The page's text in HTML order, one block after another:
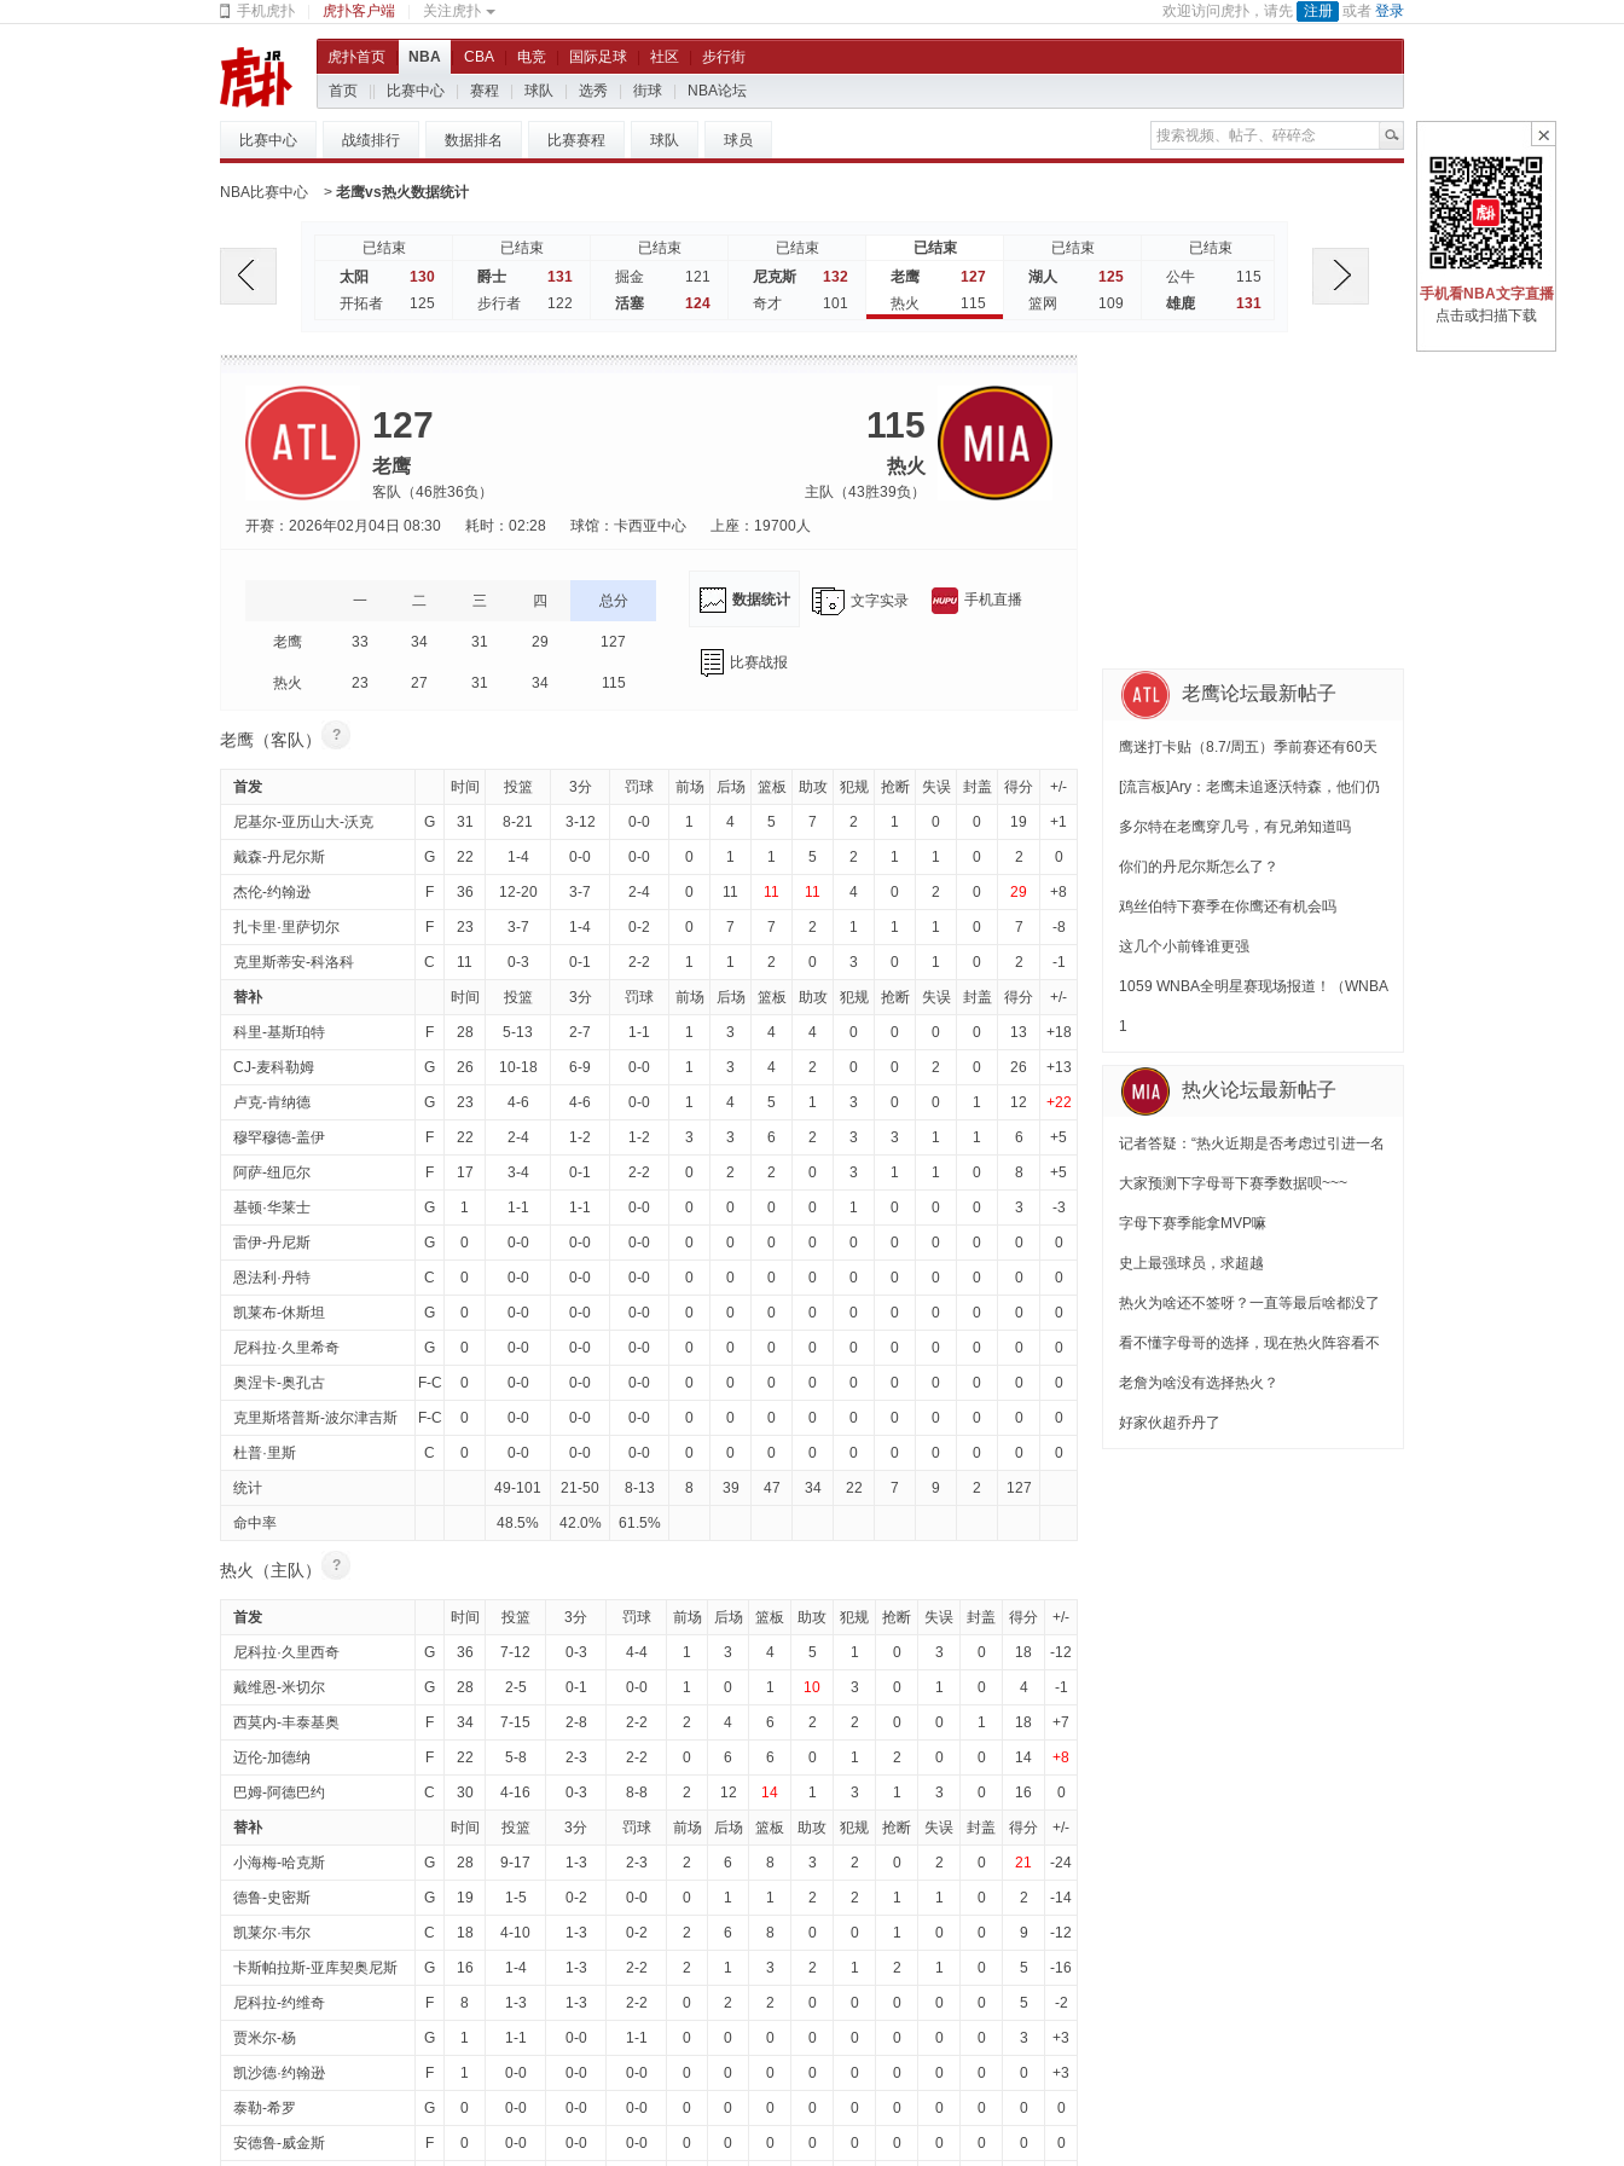
手机虎扑 虎扑客户端 关注虎扑 欢迎访问虎扑，请先 注册 或者 登录
虎扑首页 NBA CBA 电竞 国际足球 社区
步行街
首页
比赛中心 赛程 球队 选秀 街球 NBA论坛
比赛中心 战绩排行 数据排名 比赛赛程 球队 球员
NBA比赛中心 > 老鹰vs热火数据统计
已结束
太阳
130
开拓者
125
已结束
爵士
131
步行者
122
已结束
掘金
121
活塞
124
已结束
尼克斯
132
奇才
101
已结束
老鹰
127
热火
115
已结束
湖人
125
篮网
109
已结束
公牛
115
雄鹿
131
已结束
雷霆
已结束
独行侠
100
127
老鹰
客队（46胜36负）
115
热火
主队（43胜39负）
开赛：2026年02月04日 08:30
耗时：02:28 球馆：卡西亚中心 上座：19700人
一 二 三 四 总分
老鹰 33 34 31 29 127
热火 23 27 31 34 115
数据统计 文字实录 手机直播
比赛战报
老鹰（客队） ?
首发 时间 投篮 3分 罚球 前场 后场 篮板 助攻 犯规 抢断 失误 封盖 得分 +/-
尼基尔-亚历山大-沃克 G 31 8-21 3-12 0-0 1 4 5 7 2 1 0 0 19 +1
戴森-丹尼尔斯 G 22 1-4 0-0 0-0 0 1 1 5 2 1 1 0 2 0
杰伦-约翰逊 F 36 12-20 3-7 2-4 0 11 11 11 4 0 2 0 29 +8
扎卡里·里萨切尔 F 23 3-7 1-4 0-2 0 7 7 2 1 1 1 0 7 -8
克里斯蒂安-科洛科 C 11 0-3 0-1 2-2 1 1 2 0 3 0 1 0 2 -1
替补 时间 投篮 3分 罚球 前场 后场 篮板 助攻 犯规 抢断 失误 封盖 得分 +/-
科里-基斯珀特 F 28 5-13 2-7 1-1 1 3 4 4 0 0 0 0 13 +18
CJ-麦科勒姆 G 26 10-18 6-9 0-0 1 3 4 2 0 0 2 0 26 +13
卢克-肯纳德 G 23 4-6 4-6 0-0 1 4 5 1 3 0 0 1 12 +22
穆罕穆德-盖伊 F 22 2-4 1-2 1-2 3 3 6 2 3 3 1 1 6 +5
阿萨-纽厄尔 F 17 3-4 0-1 2-2 0 2 2 0 3 1 1 0 8 +5
基顿·华莱士 G 1 1-1 1-1 0-0 0 0 0 0 1 0 0 0 3 -3
雷伊-丹尼斯 G 0 0-0 0-0 0-0 0 0 0 0 0 0 0 0 0 0
恩法利·丹特 C 0 0-0 0-0 0-0 0 0 0 0 0 0 0 0 0 0
凯莱布-休斯坦 G 0 0-0 0-0 0-0 0 0 0 0 0 0 0 0 0 0
尼科拉·久里希奇 G 0 0-0 0-0 0-0 0 0 0 0 0 0 0 0 0 0
奥涅卡-奥孔古 F-C 0 0-0 0-0 0-0 0 0 0 0 0 0 0 0 0 0
克里斯塔普斯-波尔津吉斯 F-C 0 0-0 0-0 0-0 0 0 0 0 0 0 0 0 0 0
杜普·里斯 C 0 0-0 0-0 0-0 0 0 0 0 0 0 0 0 0 0
统计 49-101 21-50 8-13 8 39 47 34 22 7 9 2 127
命中率 48.5% 42.0% 61.5%
热火（主队） ?
首发 时间 投篮 3分 罚球 前场 后场 篮板 助攻 犯规 抢断 失误 封盖 得分 +/-
尼科拉·久里西奇 G 36 7-12 0-3 4-4 1 3 4 5 1 0 3 0 18 -12
戴维恩-米切尔 G 28 2-5 0-1 0-0 1 0 1 10 3 0 1 0 4 -1
西莫内-丰泰基奥 F 34 7-15 2-8 2-2 2 4 6 2 2 0 0 1 18 +7
迈伦-加德纳 F 22 5-8 2-3 2-2 0 6 6 0 1 2 0 0 14 +8
巴姆-阿德巴约 C 30 4-16 0-3 8-8 2 12 14 1 3 1 3 0 16 0
替补 时间 投篮 3分 罚球 前场 后场 篮板 助攻 犯规 抢断 失误 封盖 得分 +/-
小海梅-哈克斯 G 28 9-17 1-3 2-3 2 6 8 3 2 0 2 0 21 -24
德鲁-史密斯 G 19 1-5 0-2 0-0 0 1 1 2 2 1 1 0 2 -14
凯莱尔·韦尔 C 18 4-10 1-3 0-2 2 6 8 0 0 1 0 0 9 -12
卡斯帕拉斯-亚库契奥尼斯 G 16 1-4 1-3 2-2 2 1 3 2 1 2 1 0 5 -16
尼科拉-约维奇 F 8 1-3 1-3 2-2 0 2 2 0 0 0 0 0 5 -2
贾米尔-杨 G 1 1-1 0-0 1-1 0 0 0 0 0 0 0 0 3 +3
凯沙德·约翰逊 F 1 0-0 0-0 0-0 0 0 0 0 0 0 0 0 0 +3
泰勒-希罗 G 0 0-0 0-0 0-0 0 0 0 0 0 0 0 0 0 0
安德鲁-威金斯 F 0 0-0 0-0 0-0 0 0 0 0 0 0 0 0 0 0
老鹰论坛最新帖子
鹰迷打卡贴（8.7/周五）季前赛还有60天
[流言板]Ary：老鹰未追逐沃特森，他们仍
多尔特在老鹰穿几号，有兄弟知道吗
你们的丹尼尔斯怎么了？
鸡丝伯特下赛季在你鹰还有机会吗
这几个小前锋谁更强
1059 WNBA全明星赛现场报道！（WNBA
1
热火论坛最新帖子
记者答疑：“热火近期是否考虑过引进一名
大家预测下字母哥下赛季数据呗~~~
字母下赛季能拿MVP嘛
史上最强球员，求超越
热火为啥还不签呀？一直等最后啥都没了
看不懂字母哥的选择，现在热火阵容看不
老詹为啥没有选择热火？
好家伙超乔丹了
手机看NBA文字直播
点击或扫描下载